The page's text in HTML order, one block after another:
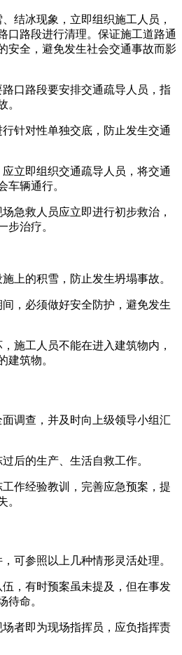
结冰现象，立即组织施工人员，
口路段进行清理。保证施工道路通
安全，避免发生社会交通事故而影
路口路段要安排交通疏导人员，指
。
行针对性单独交底，防止发生交通
应立即组织交通疏导人员，将交通
车辆通行。
急救人员应立即进行初步救治，
步治疗。
上的积雪，防止发生坍塌事故。
间，必须做好安全防护，避免发生
施工人员不能在进入建筑物内，
建筑物。
调查，并及时向上级领导小组汇
后的生产、生活自救工作。
作经验教训，完善应急预案，提
。
可参照以上几种情形灵活处理。
，有时预案虽未提及，但在事发
待命。
者即为现场指挥员，应负指挥责